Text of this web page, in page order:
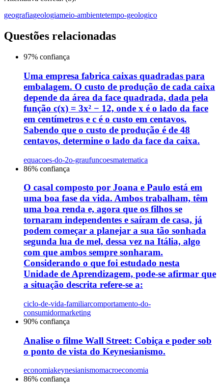
geografiageologiameio-ambientetempo-geologico
Questões relacionadas
97% confiança
Uma empresa fabrica caixas quadradas para
embalagem. O custo de produção de cada caixa
depende da área da face quadrada, dada pela
função c(x) = 3x² − 12, onde x é o lado da face
em centímetros e c é o custo em centavos.
Sabendo que o custo de produção é de 48
centavos, determine o lado da face da caixa.
equacoes-do-2o-graufuncoesmatematica
86% confiança
O casal composto por Joana e Paulo está em
uma boa fase da vida. Ambos trabalham, têm
uma boa renda e, agora que os filhos se
tornaram independentes e saíram de casa, já
podem começar a planejar a sua tão sonhada
segunda lua de mel, dessa vez na Itália, algo
com que ambos sempre sonharam.
Considerando o que foi estudado nesta
Unidade de Aprendizagem, pode-se afirmar que
a situação descrita refere-se a:
ciclo-de-vida-familiarcomportamento-do-
consumidormarketing
90% confiança
Analise o filme Wall Street: Cobiça e poder sob
o ponto de vista do Keynesianismo.
economiakeynesianismomacroeconomia
86% confiança